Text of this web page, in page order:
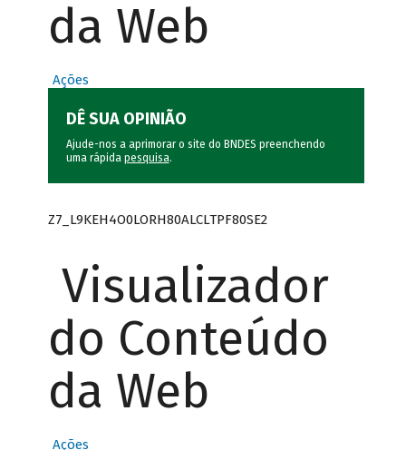
da Web
Ações
DÊ SUA OPINIÃO
Ajude-nos a aprimorar o site do BNDES preenchendo
uma rápida pesquisa.
Z7_L9KEH4O0LORH80ALCLTPF80SE2
Visualizador
do Conteúdo
da Web
Ações